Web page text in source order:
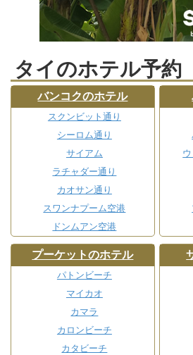
タイのホテル予約
バンコクのホテル
スクンビット通り
シーロム通り
サイアム
ラチャダー通り
カオサン通り
スワンナプーム空港
ドンムアン空港
プーケットのホテル
パトンビーチ
マイカオ
カマラ
カロンビーチ
カタビーチ